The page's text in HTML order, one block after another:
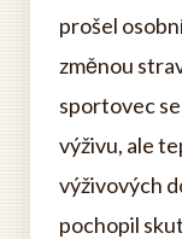
prošel
změnou
sportovec
výživu, ale
výživových
pochopil